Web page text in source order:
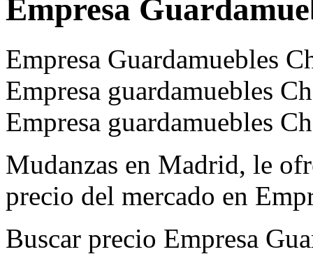
Empresa
Empresa Guardamuebles
Empresa guardamuebles
Empresa guardamuebles
Mudanzas en Madrid, le
precio del mercado en
Buscar precio Empresa